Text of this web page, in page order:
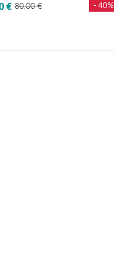
€ 80,00 € - 40%